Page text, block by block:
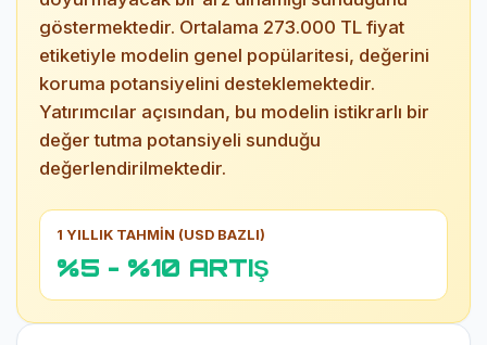
göstermektedir. Ortalama 273.000 TL fiyat
etiketiyle modelin genel popülaritesi, değerini
koruma potansiyelini desteklemektedir.
Yatırımcılar açısından, bu modelin istikrarlı bir
değer tutma potansiyeli sunduğu
değerlendirilmektedir.
1 YILLIK TAHMİN (USD BAZLI)
%5 - %10 ARTIŞ